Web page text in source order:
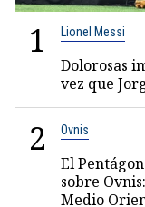
1 Lionel Messi
Dolorosas
vez que
2 Ovnis
El
sobre
Medio